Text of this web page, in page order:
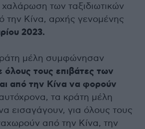
χαλάρωση των ταξιδιωτικών
την Κίνα, αρχής γενομένης
2023.
μέλη συμφώνησαν
όλους τους επιβάτες των
από την Κίνα να φορούν
τα κράτη μέλη
εισαγάγουν, για όλους τους
από την Κίνα, την